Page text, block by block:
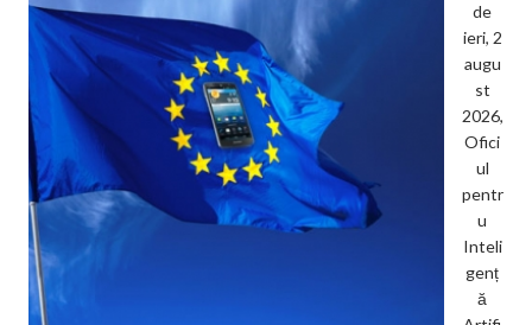
de
ieri, 2
augu
st
2026,
Ofici
ul
pentr
u
Inteli
genț
ă